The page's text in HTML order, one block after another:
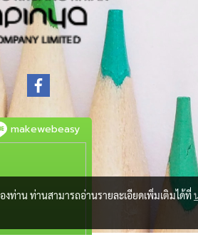
makewebeasy
ท่าน ท่านสามารถอ่านรายละเอียดเพิ่มเติมได้ที่